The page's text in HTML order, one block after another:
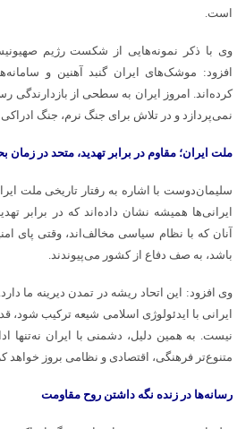
است.
وی با ذکر نمونه‌هایی از شکست رژیم
افزود: موشک‌های ایران گنبد آهنین و
کرده‌اند. امروز ایران به سطحی از بازدارندگی
نمی‌پردازد و در تلاش برای جنگ نرم، جنگ
ملت ایران؛ مقاوم در برابر تهدید، متحد در زمان
سلیمان‌دوست با اشاره به رفتار تاریخی ملت
ایرانی‌ها همیشه نشان داده‌اند که در برابر
آنان که با نظام سیاسی مخالف‌اند، وقتی پای
باشد، به صف دفاع از کشور می‌پیوندند.
وی افزود: این اتحاد ریشه در تمدن دیرینه ما
ایرانی با ایدئولوژی اسلامی شیعه ترکیب شود،
نیست. به همین دلیل، دشمنی با ایران نه‌تنها
متنوع‌تر فرهنگی، اقتصادی و نظامی بروز خواهد
رسانه‌ها در زنده نگه داشتن روح مقاومت